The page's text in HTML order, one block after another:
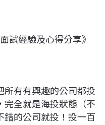
試經驗及心得分享》
所有有興趣的公司都投
完全就是海投狀態（不
錯的公司就投！投一百